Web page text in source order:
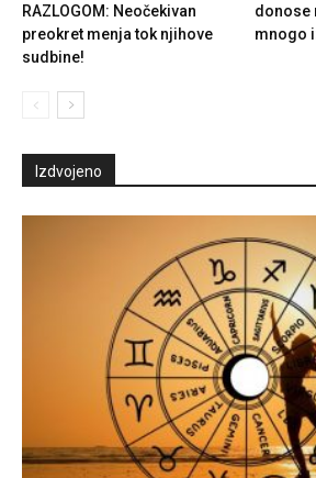
RAZLOGOM: Neočekivan
preokret menja tok njihove
sudbine!
donose
mnogo
Izdvojeno